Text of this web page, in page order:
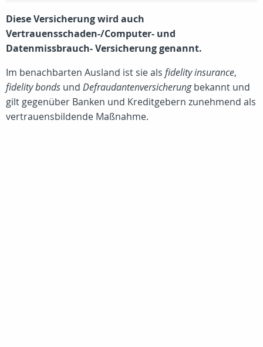
Diese Versicherung wird auch
Vertrauensschaden-/Computer- und
Datenmissbrauch- Versicherung genannt.
Im benachbarten Ausland ist sie als fidelity insurance,
fidelity bonds und Defraudantenversicherungbekannt und
gilt gegenüber Banken und Kreditgebern zunehmend als
vertrauensbildende Maßnahme.